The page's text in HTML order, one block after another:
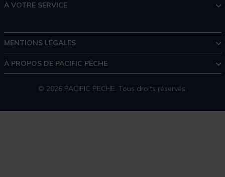
À VOTRE SERVICE
MENTIONS LÉGALES
À PROPOS DE PACIFIC PÊCHE
© 2026 PACIFIC PECHE. Tous droits réservés.